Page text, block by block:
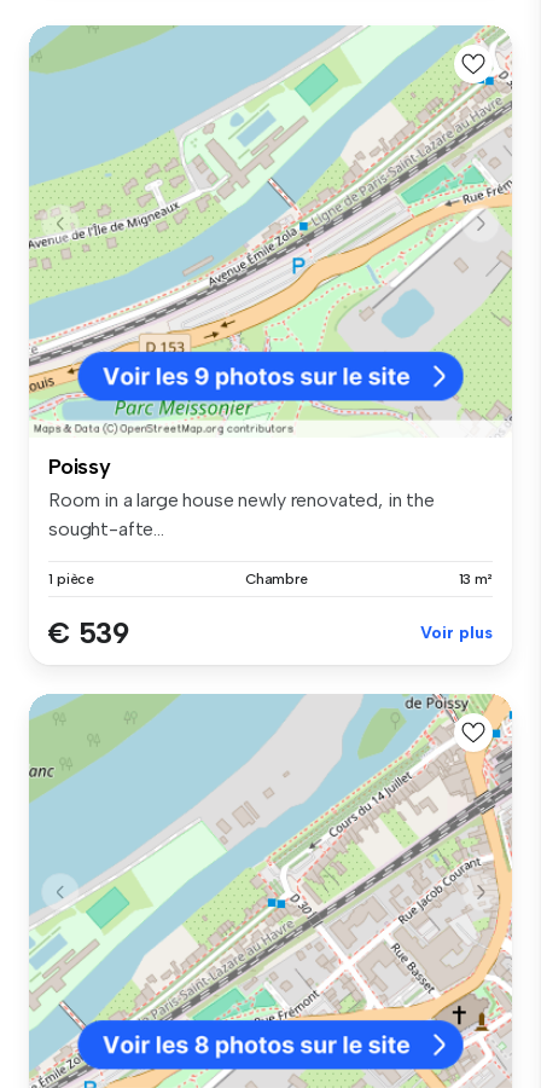
Poissy
Room in a large house newly renovated, in the
sought-afte...
1 pièce Chambre 13 m²
€ 539 Voir plus